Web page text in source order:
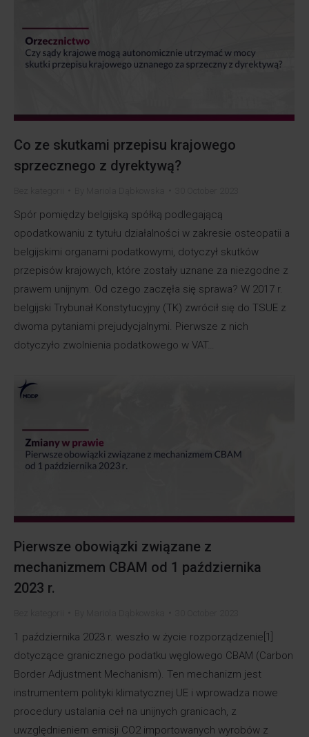
Co ze skutkami przepisu krajowego
sprzecznego z dyrektywą?
Spór pomiędzy belgijską spółką podlegającą
opodatkowaniu z tytułu działalności w zakresie osteopatii a
belgijskimi organami podatkowymi, dotyczył skutków
przepisów krajowych, które zostały uznane za niezgodne z
prawem unijnym. Od czego zaczęła się sprawa? W 2017 r.
belgijski Trybunał Konstytucyjny (TK) zwrócił się do TSUE z
dwoma pytaniami prejudycjalnymi. Pierwsze z nich
dotyczyło zwolnienia podatkowego w VAT…
Pierwsze obowiązki związane z
mechanizmem CBAM od 1 października
2023 r.
1 października 2023 r. weszło w życie rozporządzenie[1]
dotyczące granicznego podatku węglowego CBAM (Carbon
Border Adjustment Mechanism). Ten mechanizm jest
instrumentem polityki klimatycznej UE i wprowadza nowe
procedury ustalania ceł na unijnych granicach, z
uwzględnieniem emisji CO2 importowanych wyrobów z